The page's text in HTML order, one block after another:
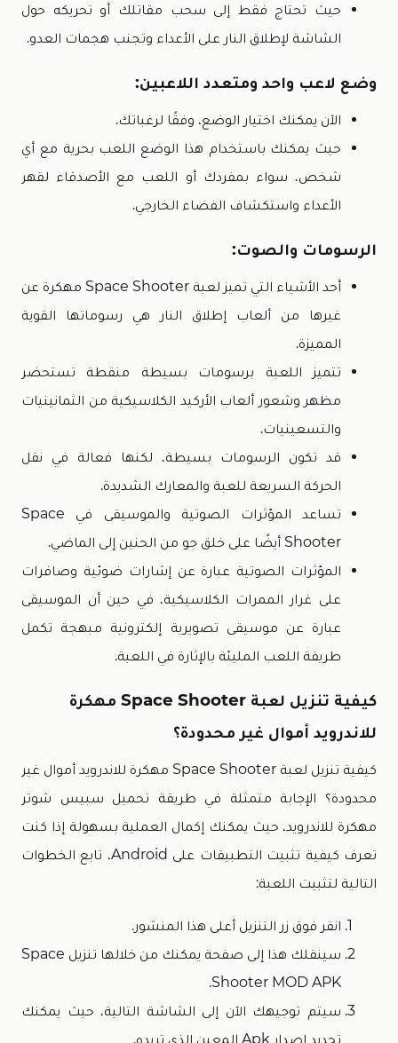
حيث تحتاج فقط إلى سحب مقاتلك أو تحريكه حول
الشاشة لإطلاق النار على الأعداء وتجنب هجمات العدو.
وضع لاعب واحد ومتعدد اللاعبين:
الآن يمكنك اختيار الوضع، وفقًا لرغباتك.
حيث يمكنك باستخدام هذا الوضع اللعب بحرية مع أي
شخص، سواء بمفردك أو اللعب مع الأصدقاء لقهر
الأعداء واستكشاف الفضاء الخارجي.
الرسومات والصوت:
أحد الأشياء التي تميز لعبة Space Shooter مهكرة عن
غيرها من ألعاب إطلاق النار هي رسوماتها القوية
المميزة.
تتميز اللعبة برسومات بسيطة منقطة تستحضر
مظهر وشعور ألعاب الأركيد الكلاسيكية من الثمانينيات
والتسعينيات.
قد تكون الرسومات بسيطة، لكنها فعالة في نقل
الحركة السريعة للعبة والمعارك الشديدة.
تساعد المؤثرات الصوتية والموسيقى في Space
Shooter أيضًا على خلق جو من الحنين إلى الماضي.
المؤثرات الصوتية عبارة عن إشارات ضوئية وصافرات
على غرار الممرات الكلاسيكية، في حين أن الموسيقى
عبارة عن موسيقى تصويرية إلكترونية مبهجة تكمل
طريقة اللعب المليئة بالإثارة في اللعبة.
كيفية تنزيل لعبة Space Shooter مهكرة
للاندرويد أموال غير محدودة؟
كيفية تنزيل لعبة Space Shooter مهكرة للاندرويد أموال غير
محدودة؟ الإجابة متمثلة في طريقة تحميل سبيس شوتر
مهكرة للاندرويد، حيث يمكنك إكمال العملية بسهولة إذا كنت
تعرف كيفية تثبيت التطبيقات على Android، تابع الخطوات
التالية لتثبيت اللعبة:
انقر فوق زر التنزيل أعلى هذا المنشور.
سينقلك هذا إلى صفحة يمكنك من خلالها تنزيل Space
Shooter MOD APK.
سيتم توجيهك الآن إلى الشاشة التالية، حيث يمكنك
تحديد إصدار Apk المعين الذي تريده.